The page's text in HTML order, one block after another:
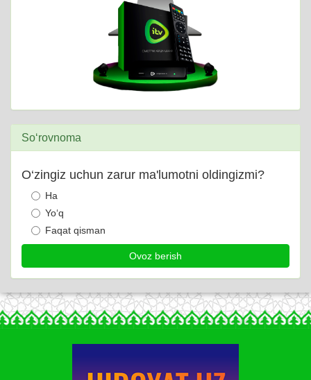
So‘rovnoma
O‘zingiz uchun zarur ma'lumotni oldingizmi?
Ha
Yo‘q
Faqat qisman